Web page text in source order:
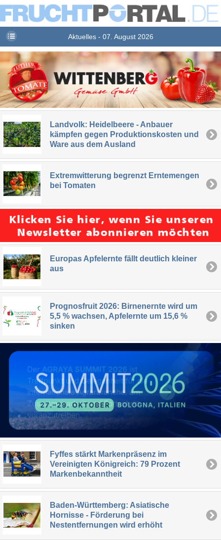
Aktuelles - 07. August 2026
Landvolk: Heidelbeere - Anbauer
kämpfen gegen Produktionskosten und
Ware aus dem Ausland
Extremwitterung begrenzt Erntemengen
bei Tomaten
Europas Apfelernte fällt deutlich kleiner
aus
Prognosfruit 2026: Birnenernte wird um
5,5 % wachsen, Apfelernte um 15,6 %
sinken
Fyffes stärkt Markenpräsenz im
Vereinigten Königreich: 79 Prozent
Markenbekanntheit
Baden-Württemberg: Asiatische
Hornisse - Förderung bei
Nestentfernungen wird erhöht